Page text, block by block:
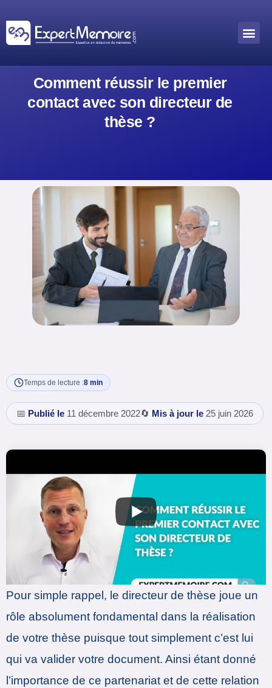
au
contenu
Comment réussir le premier
contact avec son directeur de
thèse ?
Temps de lecture :8 min
📅 Publié le 11 décembre 2022🔄 Mis à jour le 25 juin 2026
Pour simple rappel, le directeur de thèse joue un
rôle absolument fondamental dans la réalisation
de votre thèse puisque tout simplement c’est lui
qui va valider votre document. Ainsi étant donné
l’importance de ce partenariat et de cette relation